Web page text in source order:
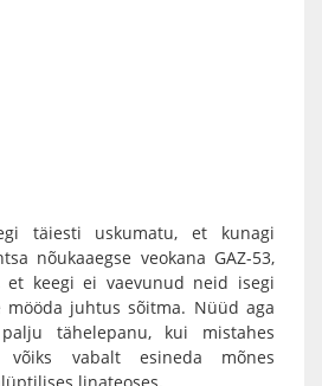
täiesti uskumatu, et kunagi
nõukaaegse veokana GAZ-53,
keegi ei vaevunud neid isegi
mööda juhtus sõitma. Nüüd aga
tähelepanu, kui mistahes
võiks vabalt esineda mõnes